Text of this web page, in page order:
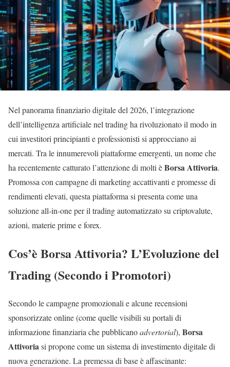
Nel panorama finanziario digitale del 2026, l’integrazione
dell’intelligenza artificiale nel trading ha rivoluzionato il modo in
cui investitori principianti e professionisti si approcciano ai
mercati. Tra le innumerevoli piattaforme emergenti, un nome che
ha recentemente catturato l’attenzione di molti èBorsa Attivoria.
Promossa con campagne di marketing accattivanti e promesse di
rendimenti elevati, questa piattaforma si presenta come una
soluzione all-in-one per il trading automatizzato su criptovalute,
azioni, materie prime e forex.
Cos’è Borsa Attivoria? L’Evoluzione del
Trading (Secondo i Promotori)
Secondo le campagne promozionali e alcune recensioni
sponsorizzate online (come quelle visibili su portali di
informazione finanziaria che pubblicanoadvertorial), Borsa
Attivoriasi propone come un sistema di investimento digitale di
nuova generazione. La premessa di base è affascinante: